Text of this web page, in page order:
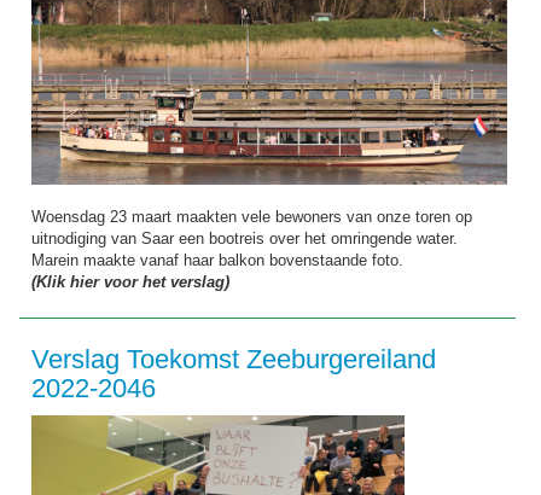
Woensdag 23 maart maakten vele bewoners van onze toren op
uitnodiging van Saar een bootreis over het omringende water.
Marein maakte vanaf haar balkon bovenstaande foto.
(Klik hier voor het verslag)
Verslag Toekomst Zeeburgereiland
2022-2046